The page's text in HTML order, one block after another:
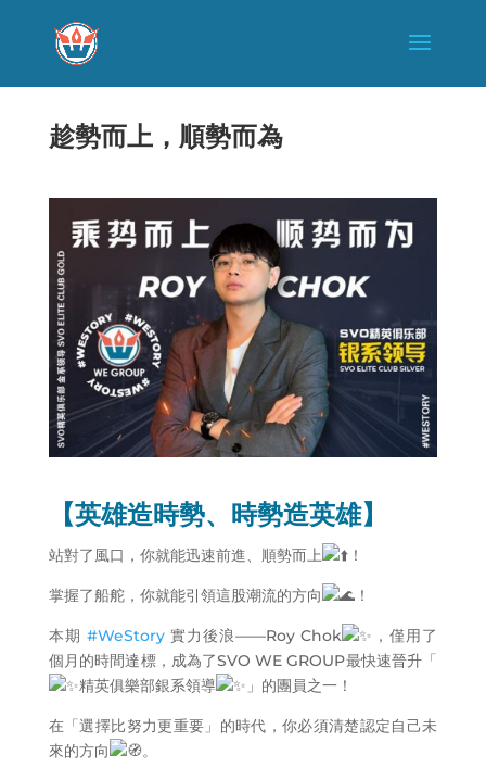
趁勢而上，順勢而為
【英雄造時勢、時勢造英雄】
站對了風口，你就能迅速前進、順勢而上 ！
掌握了船舵，你就能引領這股潮流的方向 ！
本期 #WeStory實力後浪——Roy Chok
，僅用了
個月的時間達標，成為了SVO WE GROUP最快速晉升「
精英俱樂部銀系領導
」的團員之一！
在「選擇比努力更重要」的時代，你必須清楚認定自己未
來的方向
。